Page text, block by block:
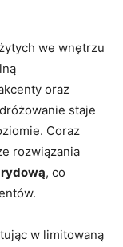
we wnętrzu
oraz
staje
Coraz
rozwiązania
, co
w limitowaną